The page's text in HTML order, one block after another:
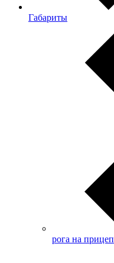
Габариты
рога на прицеп